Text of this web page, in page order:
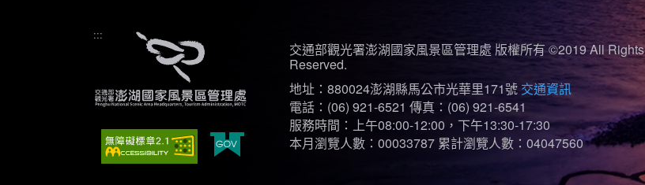
:::
交通部觀光署澎湖國家風景區管理處 版權所有 ©2019 All Rights
Reserved.
地址：880024澎湖縣馬公市光華里171號 交通資訊
電話：(06) 921-6521 傳真：(06) 921-6541
服務時間：上午08:00-12:00，下午13:30-17:30
本月瀏覽人數：00033787 累計瀏覽人數：04047560